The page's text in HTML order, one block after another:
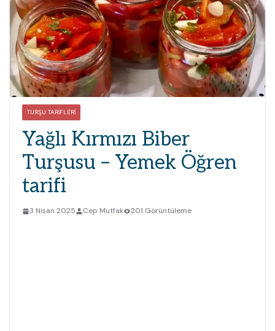
TURŞU TARIFLERI
Yağlı Kırmızı Biber
Turşusu – Yemek Öğren
tarifi
3 Nisan 2025 Cep Mutfak 201 Görüntüleme